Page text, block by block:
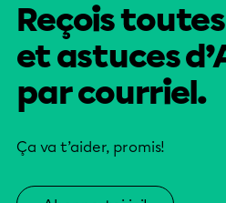
Reçois
et astuces
par courriel.
Ça va t’aider, promis!